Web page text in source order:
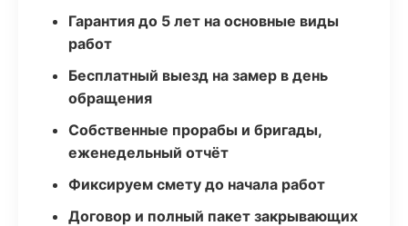
Гарантия до 5 лет на основные виды
работ
Бесплатный выезд на замер в день
обращения
Собственные прорабы и бригады,
еженедельный отчёт
Фиксируем смету до начала работ
Договор и полный пакет закрывающих